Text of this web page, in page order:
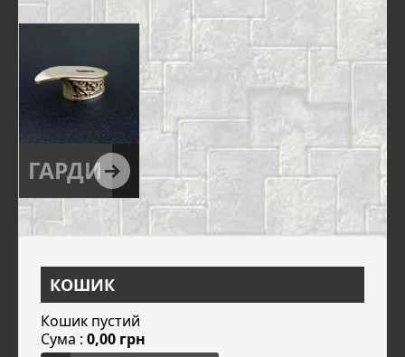
ГАРДИ
КОШИК
Кошик пустий
Сума : 0,00 грн